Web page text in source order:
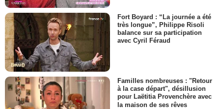
Fort Boyard : “La journée a été
très longue”, Philippe Risoli
balance sur sa participation
avec Cyril Féraud
Familles nombreuses : "Retour
à la case départ", désillusion
pour Laëtitia Provenchère avec
la maison de ses rêves